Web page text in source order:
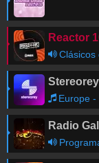
Reactor
Clásicos
Stereorey
Europe -
Radio